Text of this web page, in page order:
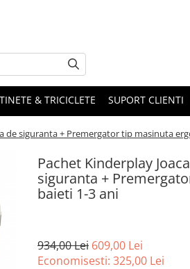
& TRICICLETE SUPORT CLIENTI
de siguranta + Premergator tip masinuta
Pachet Kinderplay
siguranta +
baieti 1-3 ani
934,00 Lei 609,00 Lei
Economisesti: 325,00 Lei